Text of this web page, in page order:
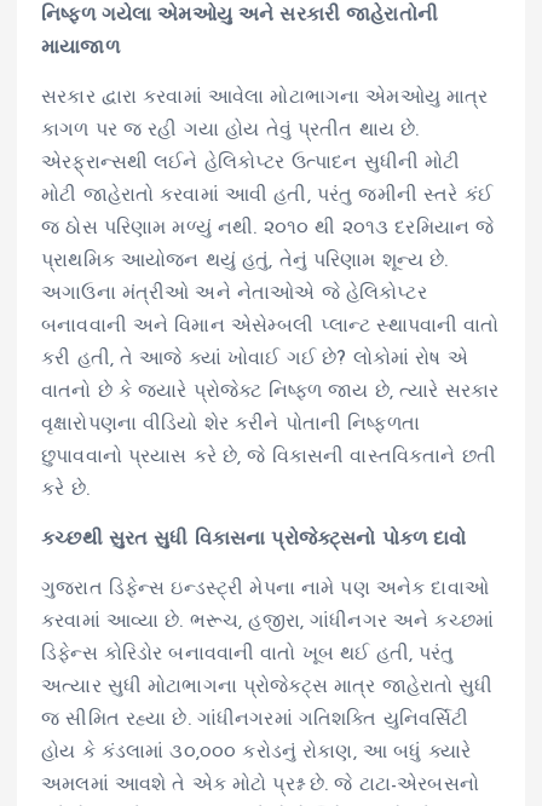
નિષ્ફળ ગયેલા એમઓયુ અને સરકારી જાહેરાતોની
માયાજાળ
સરકાર દ્વારા કરવામાં આવેલા મોટાભાગના એમઓયુ માત્ર
કાગળ પર જ રહી ગયા હોય તેવું પ્રતીત થાય છે.
એરફ્રાન્સથી લઈને હેલિકોપ્ટર ઉત્પાદન સુધીની મોટી
મોટી જાહેરાતો કરવામાં આવી હતી, પરંતુ જમીની સ્તરે કંઈ
જ ઠોસ પરિણામ મળ્યું નથી. ૨૦૧૦ થી ૨૦૧૩ દરમિયાન જે
પ્રાથમિક આયોજન થયું હતું, તેનું પરિણામ શૂન્ય છે.
અગાઉના મંત્રીઓ અને નેતાઓએ જે હેલિકોપ્ટર
બનાવવાની અને વિમાન એસેમ્બલી પ્લાન્ટ સ્થાપવાની વાતો
કરી હતી, તે આજે ક્યાં ખોવાઈ ગઈ છે? લોકોમાં રોષ એ
વાતનો છે કે જ્યારે પ્રોજેક્ટ નિષ્ફળ જાય છે, ત્યારે સરકાર
વૃક્ષારોપણના વીડિયો શેર કરીને પોતાની નિષ્ફળતા
છુપાવવાનો પ્રયાસ કરે છે, જે વિકાસની વાસ્તવિકતાને છતી
કરે છે.
કચ્છથી સુરત સુધી વિકાસના પ્રોજેક્ટ્સનો પોકળ દાવો
ગુજરાત ડિફેન્સ ઇન્ડસ્ટ્રી મેપના નામે પણ અનેક દાવાઓ
કરવામાં આવ્યા છે. ભરૂચ, હજીરા, ગાંધીનગર અને કચ્છમાં
ડિફેન્સ કોરિડોર બનાવવાની વાતો ખૂબ થઈ હતી, પરંતુ
અત્યાર સુધી મોટાભાગના પ્રોજેક્ટ્સ માત્ર જાહેરાતો સુધી
જ સીમિત રહ્યા છે. ગાંધીનગરમાં ગતિશક્તિ યુનિવર્સિટી
હોય કે કંડલામાં ૩૦,૦૦૦ કરોડનું રોકાણ, આ બધું ક્યારે
અમલમાં આવશે તે એક મોટો પ્રશ્ન છે. જે ટાટા-એરબસનો